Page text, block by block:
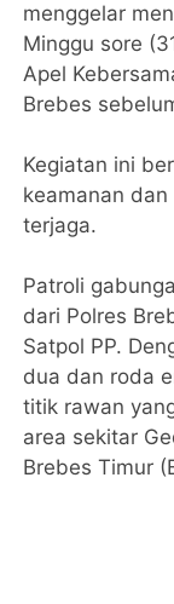
menggelar
Minggu sore
Apel
Brebes
Kegiatan ini
keamanan
terjaga.
Patroli
dari Polres
Satpol PP.
dua dan roda
titik rawan
area sekitar
Brebes Timur